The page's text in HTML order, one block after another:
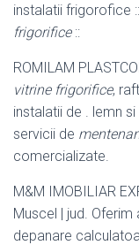
instalatii frigorofice
frigorifice::
ROMILAM
vitrine frigorifice,
instalatii de . lemn
servicii de
comercializate.
M&M IMOBILIAR
Muscel | jud.
depanare